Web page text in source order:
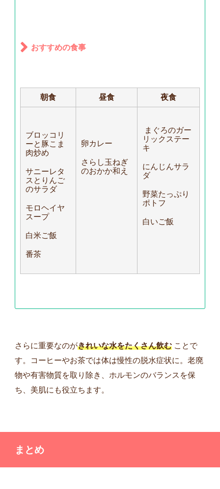
おすすめの食事
朝食 昼食 夜食
ブロッコリ
ーと豚こま
肉炒め
サニーレタ
スとりんご
のサラダ
モロヘイヤ
スープ
白米ご飯
番茶
卵カレー
さらし玉ねぎ
のおかか和え
まぐろのガー
リックステー
キ
にんじんサラ
ダ
野菜たっぷり
ポトフ
白いご飯
さらに重要なのがきれいな水をたくさん飲む ことで
す。コーヒーやお茶では体は慢性の脱水症状に。老廃
物や有害物質を取り除き、ホルモンのバランスを保
ち、美肌にも役立ちます。
まとめ